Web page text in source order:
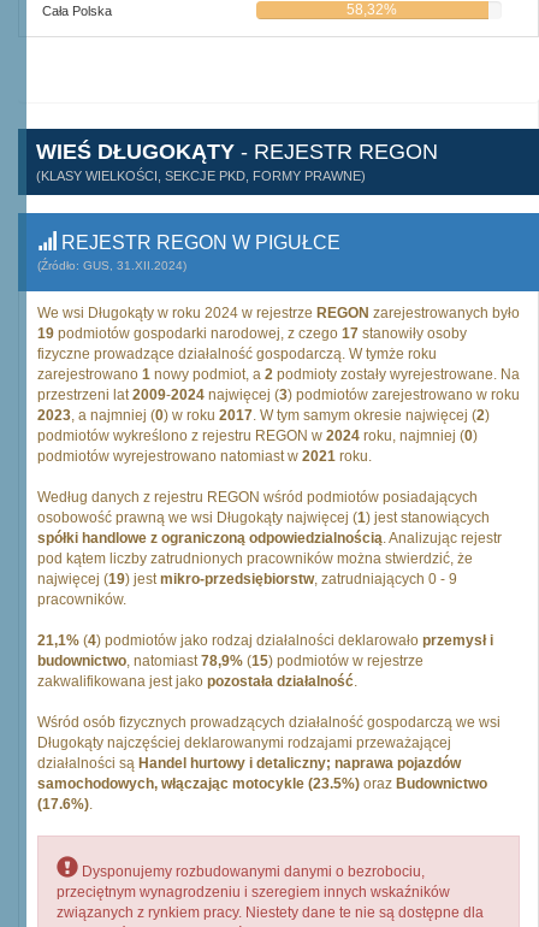
Cała Polska 58,32%
WIEŚ DŁUGOKĄTY - REJESTR REGON
(KLASY WIELKOŚCI, SEKCJE PKD, FORMY PRAWNE)
REJESTR REGON W PIGUŁCE
(Źródło: GUS, 31.XII.2024)
We wsi Długokąty w roku 2024 w rejestrze REGON zarejestrowanych było
19 podmiotów gospodarki narodowej, z czego 17 stanowiły osoby
fizyczne prowadzące działalność gospodarczą. W tymże roku
zarejestrowano 1 nowy podmiot, a 2 podmioty zostały wyrejestrowane. Na
przestrzeni lat2009-2024 najwięcej (3) podmiotów zarejestrowano w roku
2023, a najmniej (0) w roku 2017. W tym samym okresie najwięcej (2)
podmiotów wykreślono z rejestru REGON w 2024 roku, najmniej (0)
podmiotów wyrejestrowano natomiast w 2021 roku.
Według danych z rejestru REGON wśród podmiotów posiadających
osobowość prawną we wsi Długokąty najwięcej (1) jest stanowiących
spółki handlowe z ograniczoną odpowiedzialnością. Analizując rejestr
pod kątem liczby zatrudnionych pracowników można stwierdzić, że
najwięcej (19) jestmikro-przedsiębiorstw, zatrudniających 0 - 9
pracowników.
21,1% (4) podmiotów jako rodzaj działalności deklarowało przemysł i
budownictwo, natomiast78,9% (15) podmiotów w rejestrze
zakwalifikowana jest jako pozostała działalność.
Wśród osób fizycznych prowadzących działalność gospodarczą we wsi
Długokąty najczęściej deklarowanymi rodzajami przeważającej
działalności są Handel hurtowy i detaliczny; naprawa pojazdów
samochodowych, włączając motocykle (23.5%) oraz Budownictwo
(17.6%).
Dysponujemy rozbudowanymi danymi o bezrobociu,
przeciętnym wynagrodzeniu i szeregiem innych wskaźników
związanych z rynkiem pracy. Niestety dane te nie są dostępne dla